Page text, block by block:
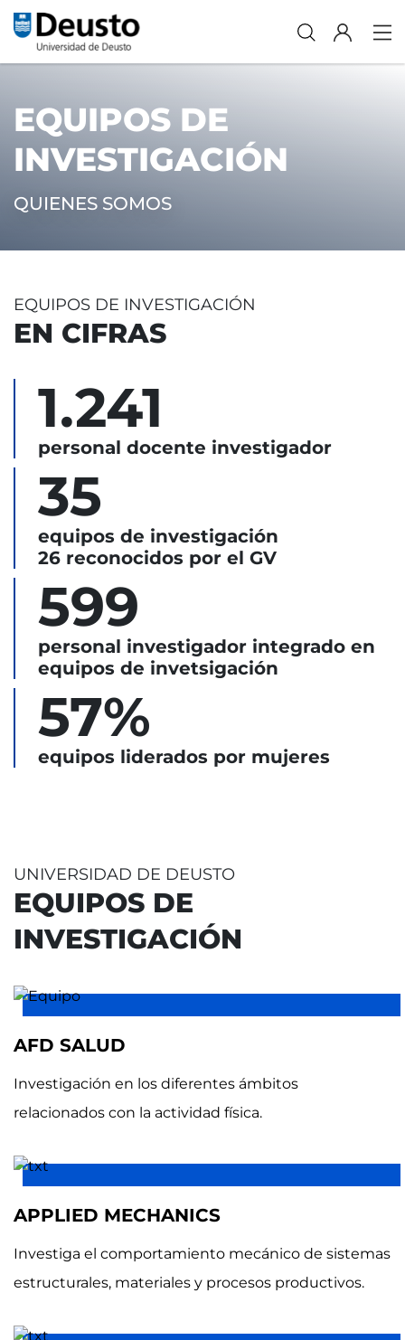
EQUIPOS DE
INVESTIGACIÓN
QUIENES SOMOS
EQUIPOS DE INVESTIGACIÓN
EN CIFRAS
1.241
personal docente investigador
35
equipos de investigación
26 reconocidos por el GV
599
personal investigador integrado en
equipos de invetsigación
57%
equipos liderados por mujeres
UNIVERSIDAD DE DEUSTO
EQUIPOS DE
INVESTIGACIÓN
AFD SALUD
Investigación en los diferentes ámbitos
relacionados con la actividad física.
APPLIED MECHANICS
Investiga el comportamiento mecánico de sistemas
estructurales, materiales y procesos productivos.